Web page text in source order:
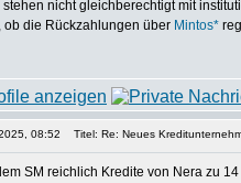
stehen nicht gleichberechtigt mit
ob die Rückzahlungen über Mintos*
08:52 Titel: Re: Neues
SM reichlich Kredite von Nera zu